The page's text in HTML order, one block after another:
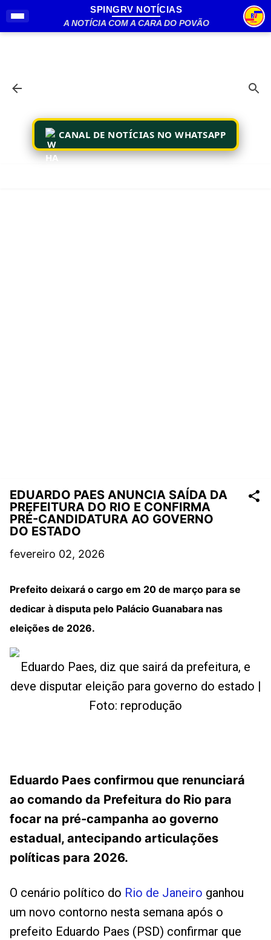
Pular para o conteúdo principal
SPINGRV NOTÍCIAS
A NOTÍCIA COM A CARA DO POVÃO
CANAL DE NOTÍCIAS NO WHATSAPP
EDUARDO PAES ANUNCIA SAÍDA DA
PREFEITURA DO RIO E CONFIRMA
PRÉ-CANDIDATURA AO GOVERNO
DO ESTADO
fevereiro 02, 2026
Prefeito deixará o cargo em 20 de março para se
dedicar à disputa pelo Palácio Guanabara nas
eleições de 2026.
Eduardo Paes, diz que sairá da prefeitura, e
deve disputar eleição para governo do estado |
Foto: reprodução
Eduardo Paes confirmou que renunciará
ao comando da Prefeitura do Rio para
focar na pré-campanha ao governo
estadual, antecipando articulações
políticas para 2026.
O cenário político do Rio de Janeiro ganhou
um novo contorno nesta semana após o
prefeito Eduardo Paes (PSD) confirmar que